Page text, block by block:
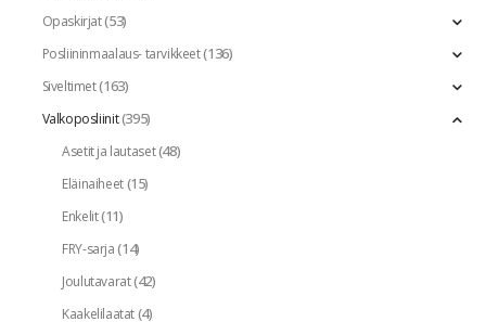
Opaskirjat(53)
Posliininmaalaus- tarvikkeet(136)
Siveltimet(163)
Valkoposliinit(395)
Asetit ja lautaset(48)
Eläinaiheet(15)
Enkelit(11)
FRY-sarja(14)
Joulutavarat(42)
Kaakelilaatat(4)